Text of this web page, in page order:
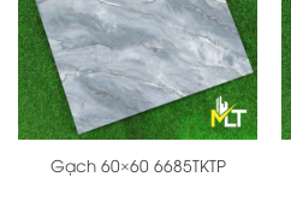
Gạch 60×60 6685TKTP